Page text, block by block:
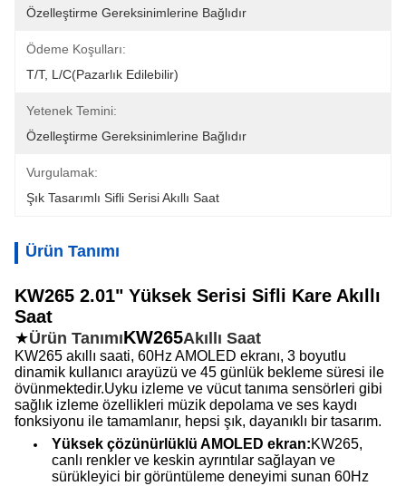
Özelleştirme Gereksinimlerine Bağlıdır
Ödeme Koşulları:
T/T, L/C(Pazarlık Edilebilir)
Yetenek Temini:
Özelleştirme Gereksinimlerine Bağlıdır
Vurgulamak:
Şık Tasarımlı Sifli Serisi Akıllı Saat
Ürün Tanımı
KW265 2.01" Yüksek Serisi Sifli Kare Akıllı
Saat
★Ürün TanımıKW265Akıllı Saat
KW265 akıllı saati, 60Hz AMOLED ekranı, 3 boyutlu
dinamik kullanıcı arayüzü ve 45 günlük bekleme süresi ile
övünmektedir.Uyku izleme ve vücut tanıma sensörleri gibi
sağlık izleme özellikleri müzik depolama ve ses kaydı
fonksiyonu ile tamamlanır, hepsi şık, dayanıklı bir tasarım.
Yüksek çözünürlüklü AMOLED ekran:KW265,
canlı renkler ve keskin ayrıntılar sağlayan ve
sürükleyici bir görüntüleme deneyimi sunan 60Hz